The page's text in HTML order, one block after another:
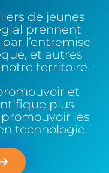
de jeunes
prennent
l’entremise
et autres
territoire.
et
plus
les
technologie.